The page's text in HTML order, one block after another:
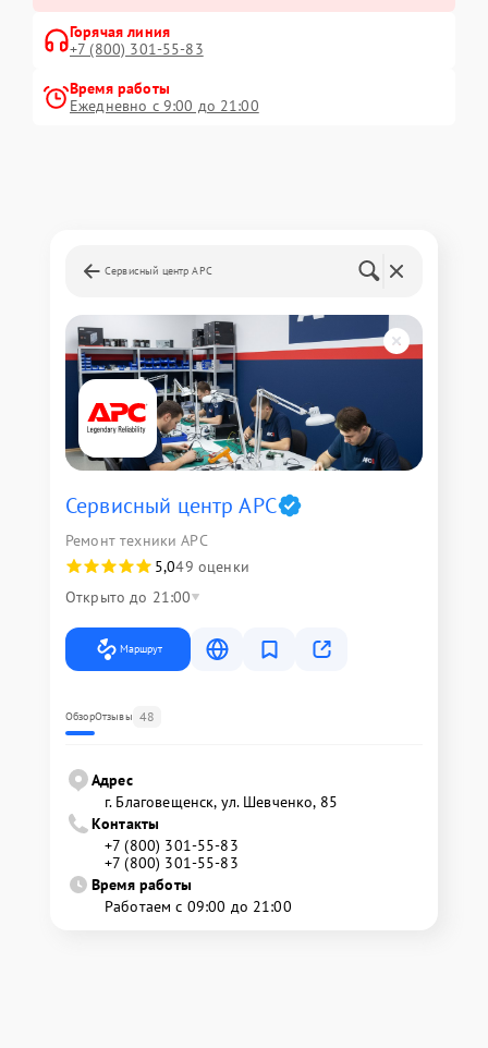
Горячая линия
+7 (800) 301-55-83
Время работы
Ежедневно с 9:00 до 21:00
Сервисный центр APC
Сервисный центр APC
Ремонт техники APC
5,049 оценки
Открыто до 21:00
Маршрут
ОбзорОтзывы 48
Адрес
г. Благовещенск, ул. Шевченко, 85
Контакты
+7 (800) 301-55-83
+7 (800) 301-55-83
Время работы
Работаем с 09:00 до 21:00